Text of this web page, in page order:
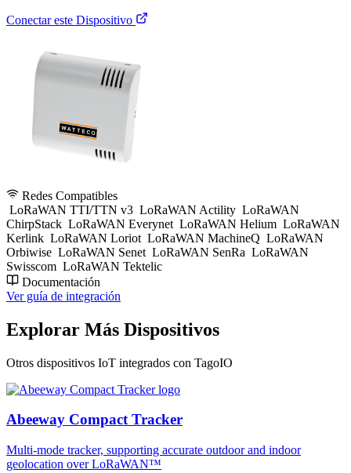
Conectar este Dispositivo
Redes Compatibles
LoRaWAN TTI/TTN v3 LoRaWAN Actility LoRaWAN
ChirpStack LoRaWAN Everynet LoRaWAN Helium LoRaWAN
Kerlink LoRaWAN Loriot LoRaWAN MachineQ LoRaWAN
Orbiwise LoRaWAN Senet LoRaWAN SenRa LoRaWAN
Swisscom LoRaWAN Tektelic
Documentación
Ver guía de integración
Explorar Más Dispositivos
Otros dispositivos IoT integrados con TagoIO
Abeeway Compact Tracker
Multi-mode tracker, supporting accurate outdoor and indoor
geolocation over LoRaWAN™